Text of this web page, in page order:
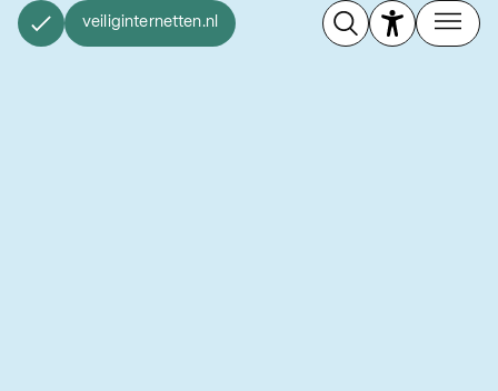
veiliginternetten.nl